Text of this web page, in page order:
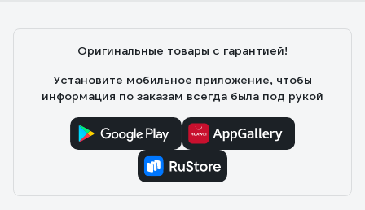
Оригинальные товары с гарантией!
Установите мобильное приложение, чтобы
информация по заказам всегда была под рукой